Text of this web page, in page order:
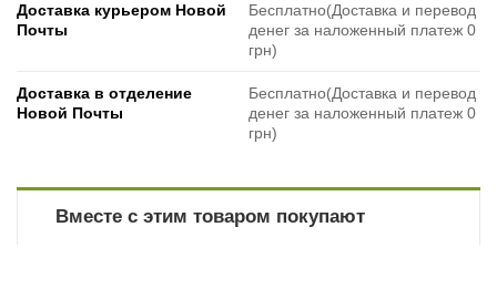
Доставка курьером Новой
Почты
Бесплатно(Доставка и перевод
денег за наложенный платеж 0
грн)
Доставка в отделение
Новой Почты
Бесплатно(Доставка и перевод
денег за наложенный платеж 0
грн)
Вместе с этим товаром покупают